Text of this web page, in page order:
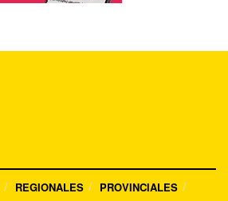
REGIONALES
PROVINCIALES